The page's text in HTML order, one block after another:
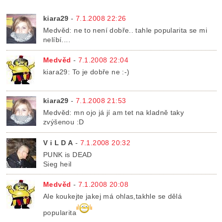
kiara29 - 7.1.2008 22:26
Medvěd: ne to není dobře.. tahle popularita se mi
nelíbí....
Medvěd - 7.1.2008 22:04
kiara29: To je dobře ne :-)
kiara29 - 7.1.2008 21:53
Medvěd: mn ojo já jí am tet na kladně taky
zvýšenou :D
V i L D A - 7.1.2008 20:32
PUNK is DEAD
Sieg heil
Medvěd - 7.1.2008 20:08
Ale koukejte jakej má ohlas,takhle se dělá
popularita